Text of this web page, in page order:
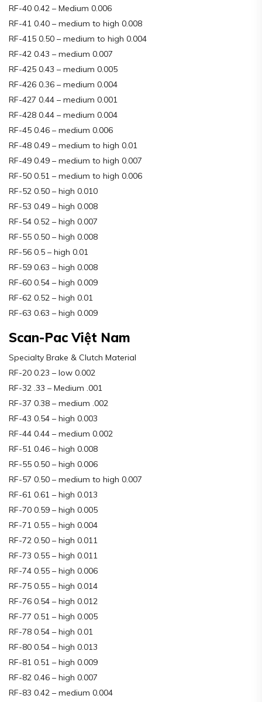
RF-40 0.42 – Medium 0.006
RF-41 0.40 – medium to high 0.008
RF-415 0.50 – medium to high 0.004
RF-42 0.43 – medium 0.007
RF-425 0.43 – medium 0.005
RF-426 0.36 – medium 0.004
RF-427 0.44 – medium 0.001
RF-428 0.44 – medium 0.004
RF-45 0.46 – medium 0.006
RF-48 0.49 – medium to high 0.01
RF-49 0.49 – medium to high 0.007
RF-50 0.51 – medium to high 0.006
RF-52 0.50 – high 0.010
RF-53 0.49 – high 0.008
RF-54 0.52 – high 0.007
RF-55 0.50 – high 0.008
RF-56 0.5 – high 0.01
RF-59 0.63 – high 0.008
RF-60 0.54 – high 0.009
RF-62 0.52 – high 0.01
RF-63 0.63 – high 0.009
Scan-Pac Việt Nam
Specialty Brake & Clutch Material
RF-20 0.23 – low 0.002
RF-32 .33 – Medium .001
RF-37 0.38 – medium .002
RF-43 0.54 – high 0.003
RF-44 0.44 – medium 0.002
RF-51 0.46 – high 0.008
RF-55 0.50 – high 0.006
RF-57 0.50 – medium to high 0.007
RF-61 0.61 – high 0.013
RF-70 0.59 – high 0.005
RF-71 0.55 – high 0.004
RF-72 0.50 – high 0.011
RF-73 0.55 – high 0.011
RF-74 0.55 – high 0.006
RF-75 0.55 – high 0.014
RF-76 0.54 – high 0.012
RF-77 0.51 – high 0.005
RF-78 0.54 – high 0.01
RF-80 0.54 – high 0.013
RF-81 0.51 – high 0.009
RF-82 0.46 – high 0.007
RF-83 0.42 – medium 0.004